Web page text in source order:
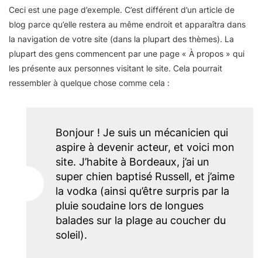
Ceci est une page d’exemple. C’est différent d’un article de
blog parce qu’elle restera au même endroit et apparaîtra dans
la navigation de votre site (dans la plupart des thèmes). La
plupart des gens commencent par une page « À propos » qui
les présente aux personnes visitant le site. Cela pourrait
ressembler à quelque chose comme cela :
Bonjour ! Je suis un mécanicien qui
aspire à devenir acteur, et voici mon
site. J’habite à Bordeaux, j’ai un
super chien baptisé Russell, et j’aime
la vodka (ainsi qu’être surpris par la
pluie soudaine lors de longues
balades sur la plage au coucher du
soleil).